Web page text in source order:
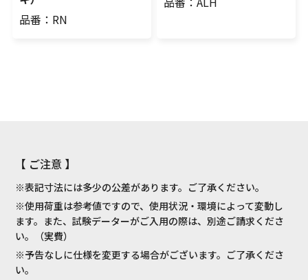
品番：RN
【 ご注意 】
※表記寸法には多少の公差があります。ご了承ください。
※使用荷重は参考値ですので、使用状況・環境によって変動し
ます。また、試験データーがご入用の際は、別途ご請求くださ
い。（実費）
※予告なしに仕様を変更する場合がございます。ご了承くださ
い。